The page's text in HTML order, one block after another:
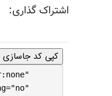
اشتراک گذاری:
کپی کد